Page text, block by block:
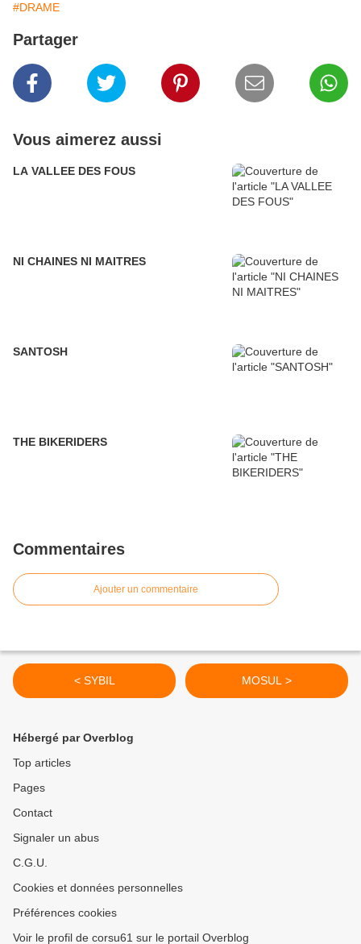
#DRAME
Partager
Vous aimerez aussi
LA VALLEE DES FOUS
NI CHAINES NI MAITRES
SANTOSH
THE BIKERIDERS
Commentaires
Ajouter un commentaire
< SYBIL MOSUL >
Hébergé par Overblog
Top articles
Pages
Contact
Signaler un abus
C.G.U.
Cookies et données personnelles
Préférences cookies
Voir le profil de corsu61 sur le portail Overblog